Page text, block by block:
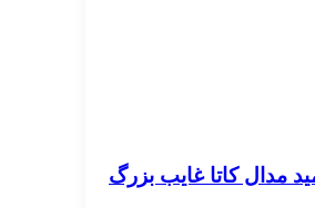
مدال کاتا غایب بزرگ